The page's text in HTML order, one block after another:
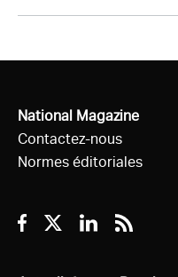
National Magazine
Contactez-nous
Normes éditoriales
Facebook
TwitterLinkedin
RSS